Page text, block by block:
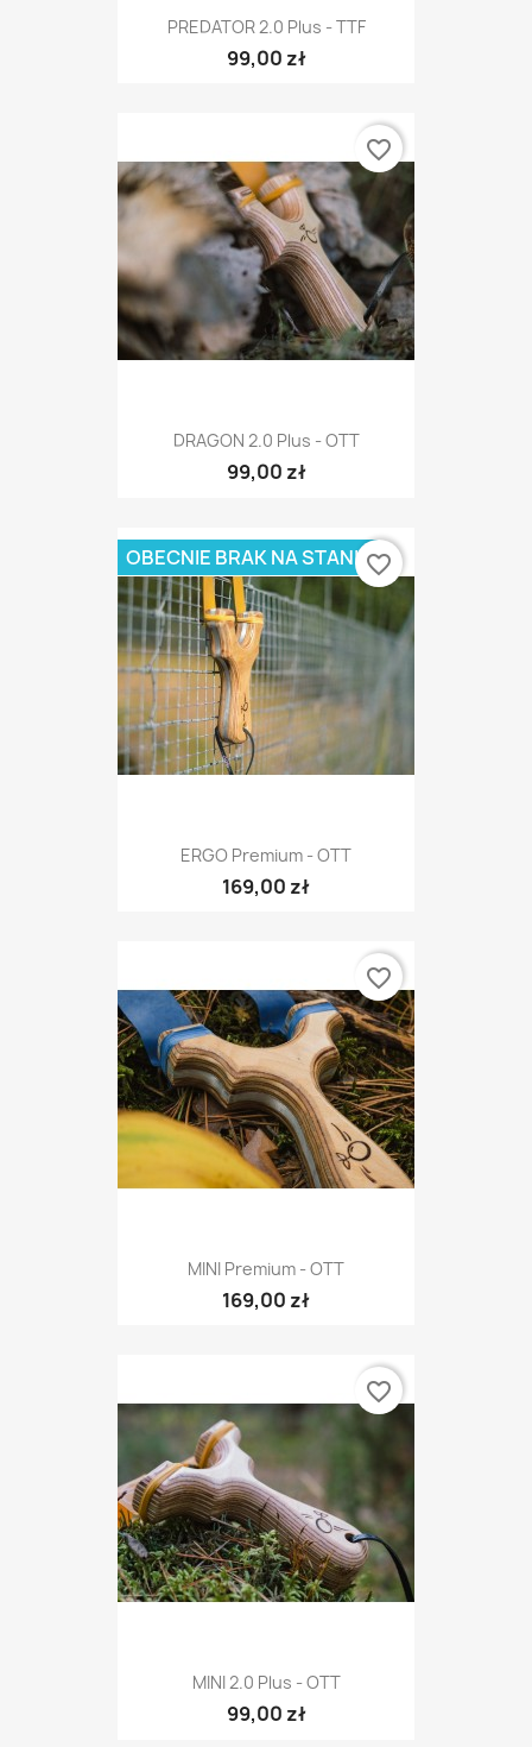
PREDATOR 2.0 Plus - TTF
99,00 zł
DRAGON 2.0 Plus - OTT
99,00 zł
favorite_border
ERGO Premium - OTT
169,00 zł
OBECNIE BRAK NA STANIEfavorite_border
MINI Premium - OTT
169,00 zł
favorite_border
MINI 2.0 Plus - OTT
99,00 zł
favorite_border